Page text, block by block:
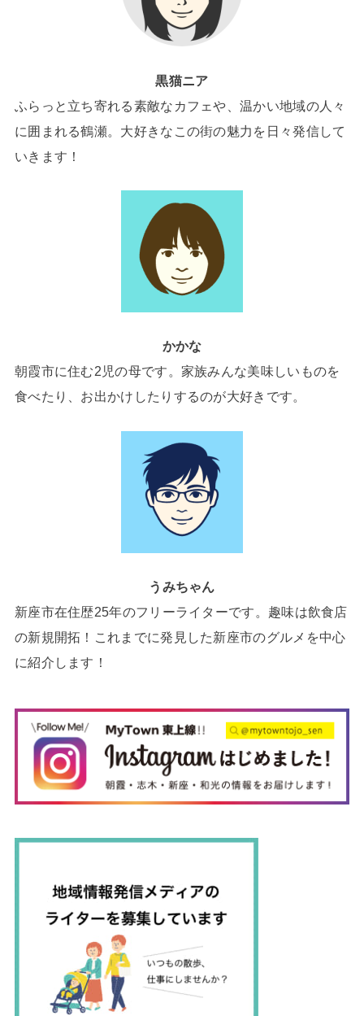
黒猫ニア
ふらっと立ち寄れる素敵なカフェや、温かい地域の人々
に囲まれる鶴瀬。大好きなこの街の魅力を日々発信して
いきます！
かかな
朝霞市に住む2児の母です。家族みんな美味しいものを
食べたり、お出かけしたりするのが大好きです。
うみちゃん
新座市在住歴25年のフリーライターです。趣味は飲食店
の新規開拓！これまでに発見した新座市のグルメを中心
に紹介します！